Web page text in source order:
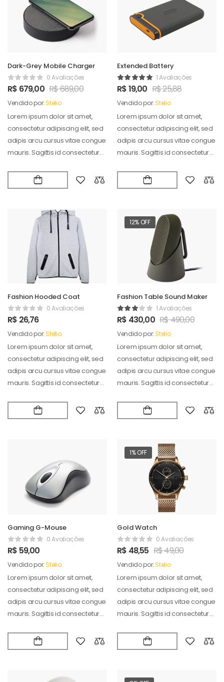
Dark-Grey Mobile Charger
0 Avaliações
R$ 679,00 R$689,00
Vendido por:Stelio
Lorem ipsum dolor sit amet,
consectetur adipiscing elit, sed
adipis arcu cursus vitae congue
mauris. Sagittis id consectetur
Extended Battery
1 Avaliações
R$19,00 R$25,88
Vendido por:Stelio
Lorem ipsum dolor sit amet,
consectetur adipiscing elit, sed
adipis arcu cursus vitae congue
mauris. Sagittis id consectetur
Fashion Hooded Coat
0 Avaliações
R$ 26,76
Vendido por:Stelio
Lorem ipsum dolor sit amet,
consectetur adipiscing elit, sed
adipis arcu cursus vitae congue
mauris. Sagittis id consectetur
12% OFF
Fashion Table Sound Maker
1 Avaliações
R$ 430,00 R$490,00
Vendido por:Stelio
Lorem ipsum dolor sit amet,
consectetur adipiscing elit, sed
adipis arcu cursus vitae congue
mauris. Sagittis id consectetur
Gaming G-Mouse
0 Avaliações
R$ 59,00
Vendido por:Stelio
Lorem ipsum dolor sit amet,
consectetur adipiscing elit, sed
adipis arcu cursus vitae congue
mauris. Sagittis id consectetur
1% OFF
Gold Watch
0 Avaliações
R$ 48,55 R$49,00
Vendido por:Stelio
Lorem ipsum dolor sit amet,
consectetur adipiscing elit, sed
adipis arcu cursus vitae congue
mauris. Sagittis id consectetur